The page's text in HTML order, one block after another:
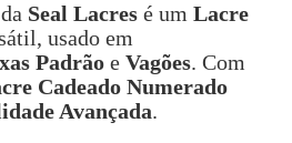
da Seal Lacres é um Lacre
usado em
Padrão e Vagões. Com
Cadeado Numerado
Avançada.